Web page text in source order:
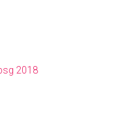
2018